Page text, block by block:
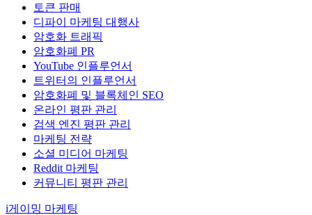
토큰 판매
디파이 마케팅 대행사
암호화 트래픽
암호화폐 PR
YouTube 인플루언서
트위터의 인플루언서
암호화폐 및 블록체인 SEO
온라인 평판 관리
검색 엔진 평판 관리
마케팅 전략
소셜 미디어 마케팅
Reddit 마케팅
커뮤니티 평판 관리
i게이밍 마케팅